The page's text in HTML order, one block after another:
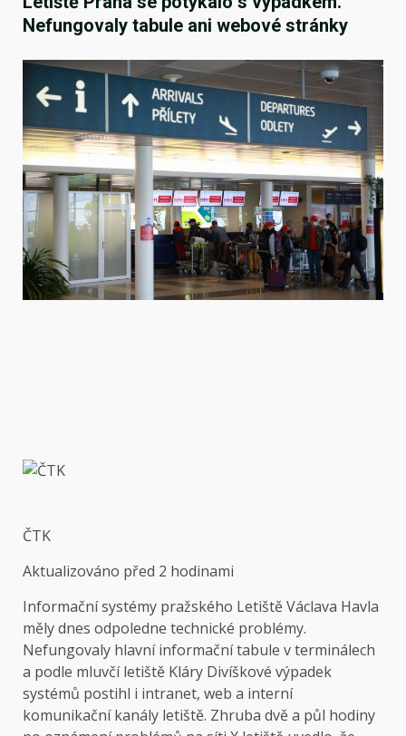
Nefungovaly tabule ani webové stránky
ČTK
Aktualizováno před 2 hodinami
Informační systémy pražského Letiště Václava Havla
měly dnes odpoledne technické problémy.
Nefungovaly hlavní informační tabule v terminálech
a podle mluvčí letiště Kláry Divíškové výpadek
systémů postihl i intranet, web a interní
komunikační kanály letiště. Zhruba dvě a půl hodiny